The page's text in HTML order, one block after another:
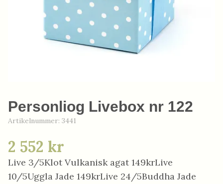
Personliog Livebox nr 122
Artikelnummer: 3441
2 552 kr
Live 3/5Klot Vulkanisk agat 149krLive
10/5Uggla Jade 149krLive 24/5Buddha Jade